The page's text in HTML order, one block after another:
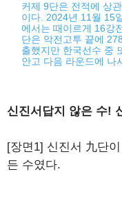
커제 9단은 전적에 상
이다. 2024년 11월 15
에서는 때이르게 16강
단은 악전고투 끝에
출했지만 한국선수 중
안고 다음 라운드에 나
신진서답지 않은 수!
[장면1] 신진서 九단
든 수였다.